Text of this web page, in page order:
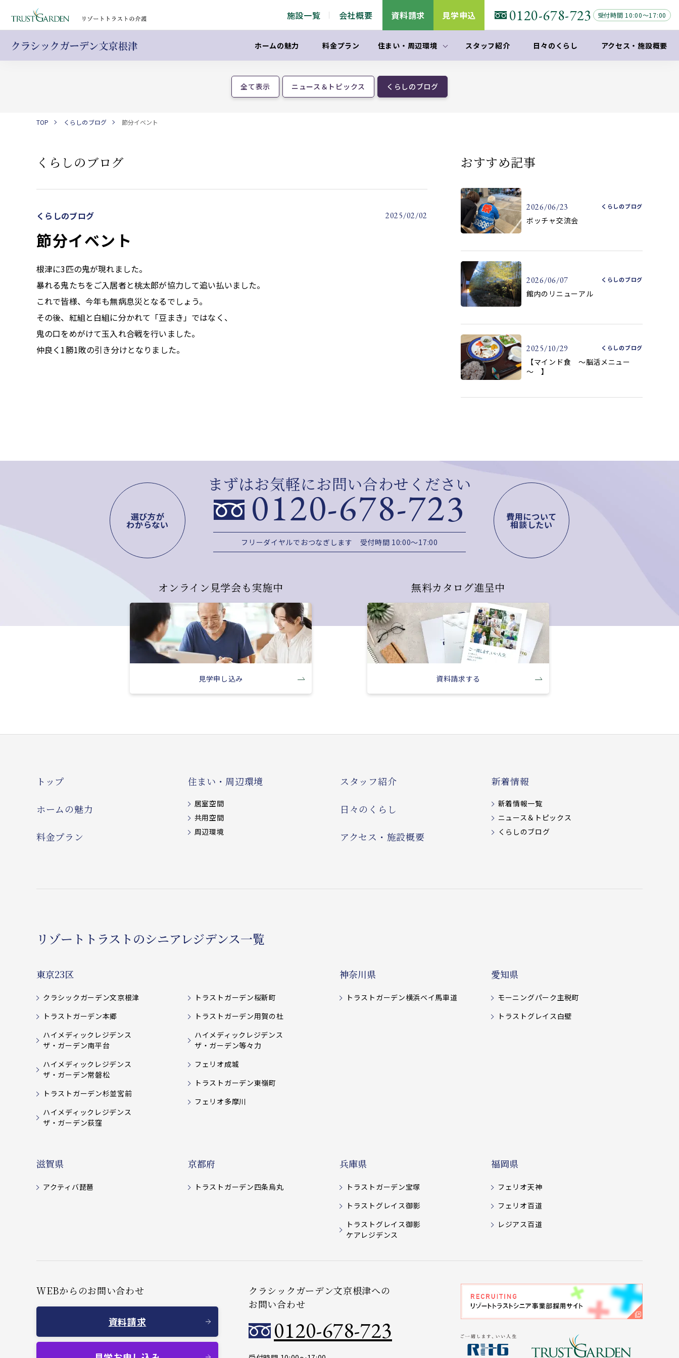
施設一覧 会社概要 資料請求 見学申込 0120-678-723 受付時間 10:00～17:00
ホームの魅力 料金プラン 住まい ・ 周辺環境 スタッフ紹介 日々のくらし アクセス ・施設概要
全て表示 ニュース＆トピックス くらしのブログ
TOP くらしのブログ 節分イベント
くらしのブログ
くらしのブログ 2025/02/02
節分イベント
根津に3匹の鬼が現れました。
暴れる鬼たちをご入居者と桃太郎が協力して追い払いました。
これで皆様、今年も無病息災となるでしょう。
その後、紅組と白組に分かれて「豆まき」ではなく、
鬼の口をめがけて玉入れ合戦を行いました。
仲良く1勝1敗の引き分けとなりました。
おすすめ記事
2026/06/23 くらしのブログ
ボッチャ交流会
2026/06/07 くらしのブログ
館内のリニューアル
2025/10/29 くらしのブログ
【マインド食 ～脳活メニュー
～ 】
選び方が
わからない
まずはお気軽にお問い合わせください
0120-678-723
フリーダイヤルでおつなぎします 受付時間 10:00～17:00
費用について
相談したい
オンライン見学会も実施中
見学申し込み
無料カタログ進呈中
資料請求する
トップ
ホームの魅力
料金プラン
住まい・周辺環境
居室空間
共用空間
周辺環境
スタッフ紹介
日々のくらし
アクセス・施設概要
新着情報
新着情報一覧
ニュース＆トピックス
くらしのブログ
リゾートトラストのシニアレジデンス一覧
東京23区
クラシックガーデン文京根津
トラストガーデン本郷
ハイメディックレジデンス
ザ・ガーデン南平台
ハイメディックレジデンス
ザ・ガーデン常磐松
トラストガーデン杉並宮前
ハイメディックレジデンス
ザ・ガーデン荻窪
トラストガーデン桜新町
トラストガーデン用賀の杜
ハイメディックレジデンス
ザ・ガーデン等々力
フェリオ成城
トラストガーデン東嶺町
フェリオ多摩川
神奈川県
トラストガーデン横浜ベイ馬車道
愛知県
モーニングパーク主税町
トラストグレイス白壁
滋賀県
アクティバ琵琶
京都府
トラストガーデン四条烏丸
兵庫県
トラストガーデン宝塚
トラストグレイス御影
トラストグレイス御影
ケアレジデンス
福岡県
フェリオ天神
フェリオ百道
レジアス百道
クラシックガーデン文京根津への
お問い合わせ
0120-678-723
WEBからのお問い合わせ
資料請求